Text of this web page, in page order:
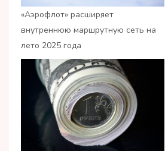
«Аэрофлот» расширяет
внутреннюю маршрутную сеть на
лето 2025 года